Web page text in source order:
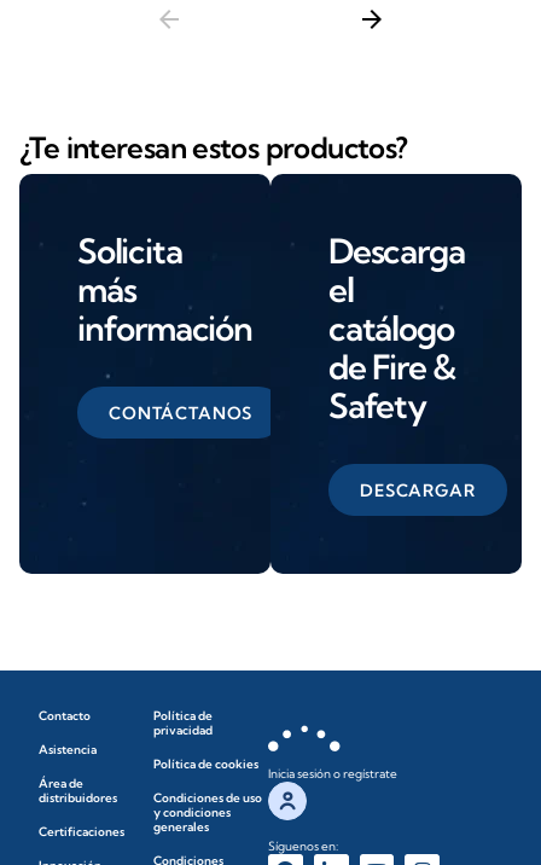
arrow_back arrow_forward
¿Te interesan estos productos?
Solicita
más
información
CONTÁCTANOS
Descarga
el
catálogo
de Fire &
Safety
DESCARGAR
Contacto
Asistencia
Área de
distribuidores
Certificaciones
Política de
privacidad
Política de cookies
Condiciones de uso
y condiciones
generales
Condiciones
Inicia sesión o regístrate
Síguenos en: